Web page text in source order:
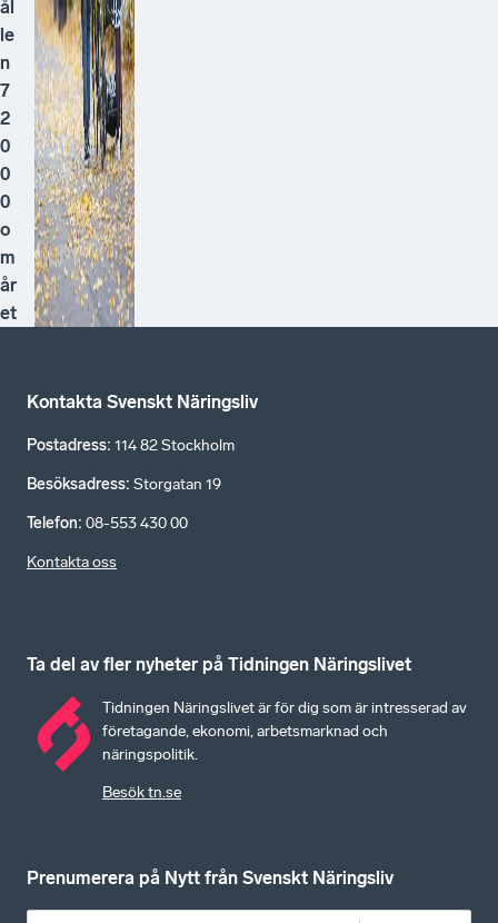
ål
le
n
7
2
0
0
0
o
m
år
et
Kontakta Svenskt Näringsliv
Postadress: 114 82 Stockholm
Besöksadress: Storgatan 19
Telefon: 08-553 430 00
Kontakta oss
Ta del av fler nyheter på Tidningen Näringslivet
Tidningen Näringslivet är för dig som är intresserad av
företagande, ekonomi, arbetsmarknad och
näringspolitik.
Besök tn.se
Prenumerera på Nytt från Svenskt Näringsliv